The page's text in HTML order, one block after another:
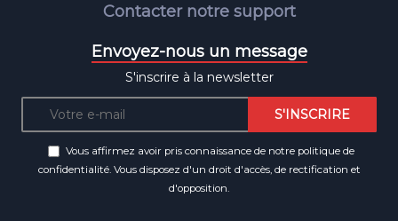
Contacter notre support
Envoyez-nous un message
S'inscrire à la newsletter
Vous affirmez avoir pris connaissance de notre politique de
confidentialité. Vous disposez d'un droit d'accès, de rectification et
d'opposition.